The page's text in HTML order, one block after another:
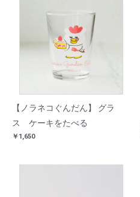
【ノラネコぐんだん】 グラ
ス ケーキをたべる
￥1,650